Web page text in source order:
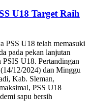
U18 Target Raih
U18 telah memasuki
pada pekan lanjutan
U18. Pertandingan
12/2024) dan Minggu
Kab. Sleman,
PSS U18
sapu bersih